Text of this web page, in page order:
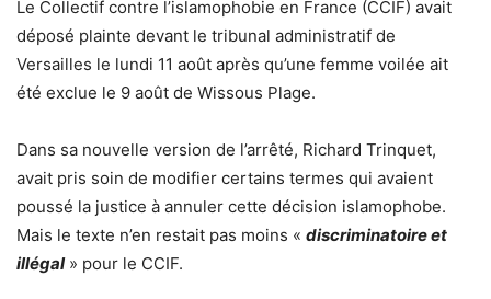
Le Collectif contre l’islamophobie en France (CCIF) avait
déposé plainte devant le tribunal administratif de
Versailles le lundi 11 août après qu’une femme voilée ait
été exclue le 9 août de Wissous Plage.
Dans sa nouvelle version de l’arrêté, Richard Trinquet,
avait pris soin de modifier certains termes qui avaient
poussé la justice à annuler cette décision islamophobe.
Mais le texte n’en restait pas moins « discriminatoire et
illégal » pour le CCIF.